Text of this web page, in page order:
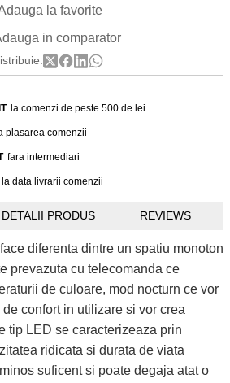
la favorite
in comparator
la comenzi de peste 500 de lei
plasarea comenzii
fara intermediari
data livrarii comenzii
DETALII PRODUS REVIEWS
diferenta dintre un spatiu monoton
prevazuta cu telecomanda ce
de culoare, mod nocturn ce vor
confort in utilizare si vor crea
tip LED se caracterizeaza prin
ridicata si durata de viata
suficent si poate degaja atat o